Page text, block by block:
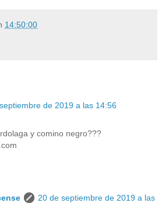
14:50:00
de 2019 a las 14:56
y comino negro???
20 de septiembre de 2019 a las